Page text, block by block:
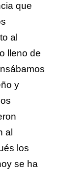
que
al
lleno de
y
al
los
se ha